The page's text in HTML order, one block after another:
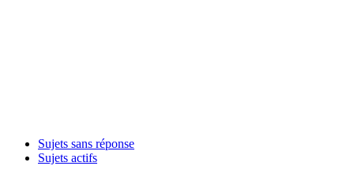
Sujets sans réponse
Sujets actifs